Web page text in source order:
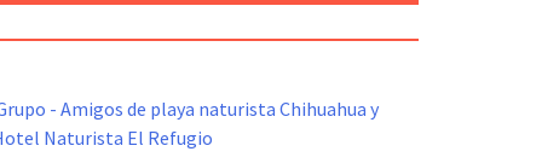
- Amigos de playa naturista Chihuahua y
Naturista El Refugio